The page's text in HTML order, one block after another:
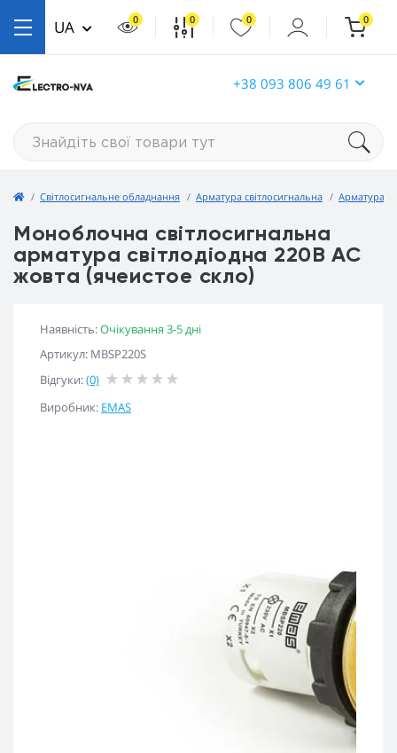
+38 093 806 49 61
UA 0 0 0 0
Світлосигнальне обладнання Арматура світлосигнальна Арматура
Моноблочна світлосигнальна
арматура світлодіодна 220В АС
жовта (ячеистое скло)
Наявність:Очікування 3-5 дні
Артикул: MBSP220S
Відгуки:(0)
Виробник: EMAS